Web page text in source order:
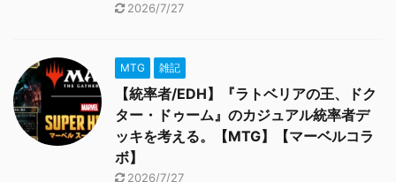
2026/7/27
MTG 雑記
【統率者/EDH】『ラトベリアの王、ドク
ター・ドゥーム』のカジュアル統率者デ
ッキを考える。【MTG】【マーベルコラ
ボ】
2026/7/27